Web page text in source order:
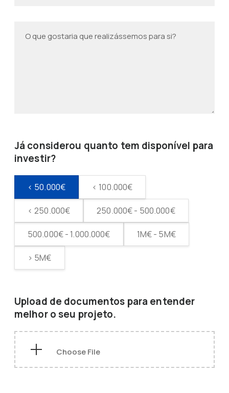
Já considerou quanto tem disponível para
investir?
< 50.000€ < 100.000€
< 250.000€ 250.000€ - 500.000€
500.000€ - 1.000.000€ 1M€ - 5M€
> 5M€
Upload de documentos para entender
melhor o seu projeto.